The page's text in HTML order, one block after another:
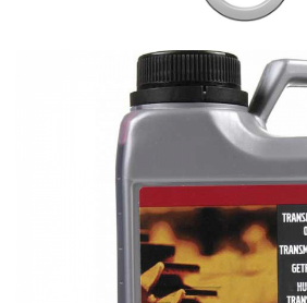
Jante si anvelope
Accesorii spalare si uscare
Intretinere motor
Curatare generala
Restaurare faruri
Spalare si detailing rapid
Decontaminare vopsea